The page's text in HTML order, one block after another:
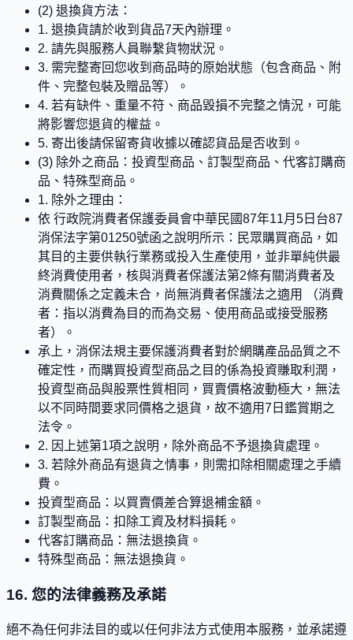
(2) 退換貨方法：
1. 退換貨請於收到貨品7天內辦理。
2. 請先與服務人員聯繫貨物狀況。
3. 需完整寄回您收到商品時的原始狀態（包含商品、附
件、完整包裝及贈品等）。
4. 若有缺件、重量不符、商品毀損不完整之情況，可能
將影響您退貨的權益。
5. 寄出後請保留寄貨收據以確認貨品是否收到。
(3) 除外之商品：投資型商品、訂製型商品、代客訂購商
品、特殊型商品。
1. 除外之理由：
依 行政院消費者保護委員會中華民國87年11月5日台87
消保法字第01250號函之說明所示：民眾購買商品，如
其目的主要供執行業務或投入生產使用，並非單純供最
終消費使用者，核與消費者保護法第2條有關消費者及
消費關係之定義未合，尚無消費者保護法之適用 （消費
者：指以消費為目的而為交易、使用商品或接受服務
者）。
承上，消保法規主要保護消費者對於網購產品品質之不
確定性，而購買投資型商品之目的係為投資賺取利潤，
投資型商品與股票性質相同，買賣價格波動極大，無法
以不同時間要求同價格之退貨，故不適用7日鑑賞期之
法令。
2. 因上述第1項之說明，除外商品不予退換貨處理。
3. 若除外商品有退貨之情事，則需扣除相關處理之手續
費。
投資型商品：以買賣價差合算退補金額。
訂製型商品：扣除工資及材料損耗。
代客訂購商品：無法退換貨。
特殊型商品：無法退換貨。
16. 您的法律義務及承諾
絕不為任何非法目的或以任何非法方式使用本服務，並承諾遵